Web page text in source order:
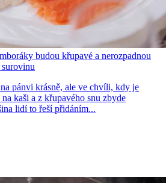
budou křupavé a nerozpadnou
surovinu
pánvi krásně, ale ve chvíli, kdy je
kaši a z křupavého snu zbyde
lidí to řeší přidáním...